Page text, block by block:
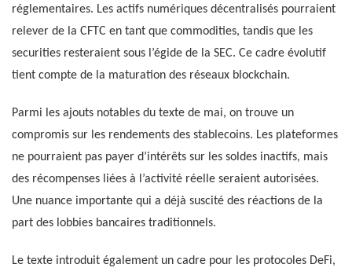
réglementaires. Les actifs numériques décentralisés pourraient
relever de la CFTC en tant que commodities, tandis que les
securities resteraient sous l’égide de la SEC. Ce cadre évolutif
tient compte de la maturation des réseaux blockchain.
Parmi les ajouts notables du texte de mai, on trouve un
compromis sur les rendements des stablecoins. Les plateformes
ne pourraient pas payer d’intérêts sur les soldes inactifs, mais
des récompenses liées à l’activité réelle seraient autorisées.
Une nuance importante qui a déjà suscité des réactions de la
part des lobbies bancaires traditionnels.
Le texte introduit également un cadre pour les protocoles DeFi,